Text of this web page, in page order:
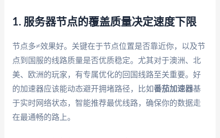
1. 服务器节点的覆盖质量决定速度下限
节点多≠效果好。关键在于节点位置是否靠近你，以及节
点到国服的线路质量是否优质稳定。尤其对于澳洲、北
美、欧洲的玩家，有专属优化的回国线路至关重要。好
的加速器应该能动态避开拥堵路径，比如番茄加速器基
于实时网络状态，智能推荐最优线路，确保你的数据走
在最通畅的路上。